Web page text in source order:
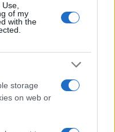
of my
with the
storage
on web or
την ισοπαλία
ΤΣΣΚΑ 1948
λόγους»
του στον
το
δικηγόρο του